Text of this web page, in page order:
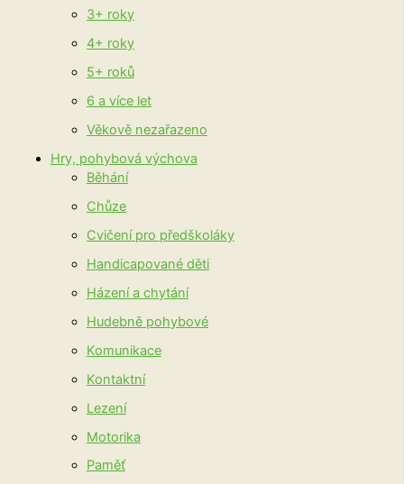
3+ roky
4+ roky
5+ roků
6 a více let
Věkově nezařazeno
Hry, pohybová výchova
Běhání
Chůze
Cvičení pro předškoláky
Handicapované děti
Házení a chytání
Hudebně pohybové
Komunikace
Kontaktní
Lezení
Motorika
Paměť